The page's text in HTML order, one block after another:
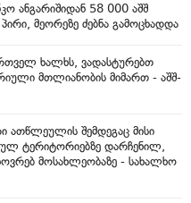
ანგარიშიდან 58 000 აშშ
მეორეზე ძებნა გამოცხადდა
ხალხს, ვადასტურებთ
მთლიანობის მიმართ - აშშ-
ათწლეულის შემდეგაც მისი
ტერიტორიებზე დარჩენილ,
მოსახლეობაზე - სახალხო